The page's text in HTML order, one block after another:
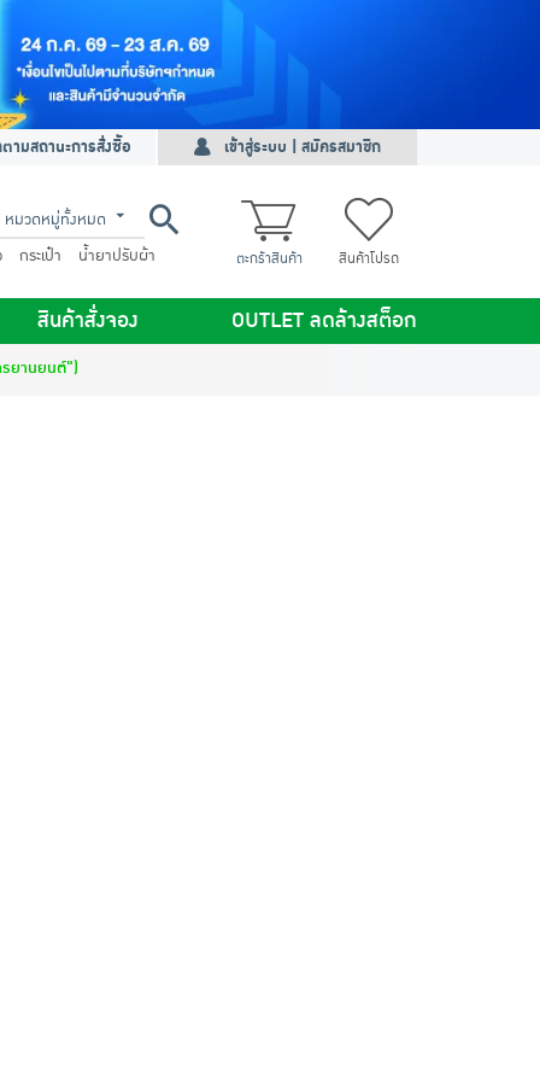
ามสถานะการสั่งซื้อ เข้าสู่ระบบ | สมัครสมาชิก
หมวดหมู่ทั้งหมด
กระเป๋า
น้ำยาปรับผ้า
ตะกร้าสินค้า สินค้าโปรด
สินค้าสั่งจอง OUTLET ลดล้างสต็อก
ยานยนต์")